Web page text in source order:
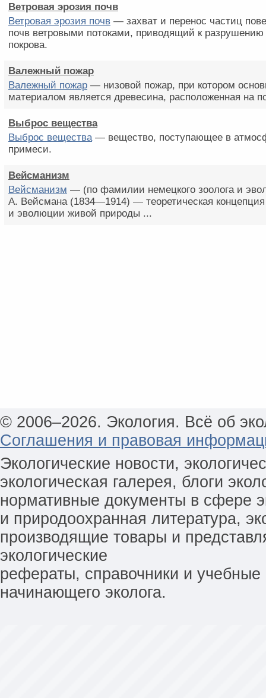
Ветровая эрозия почв
Ветровая эрозия почв — захват и перенос частиц
почв ветровыми потоками, приводящий к разрушению
покрова.
Валежный пожар
Валежный пожар — низовой пожар, при котором
материалом является древесина, расположенная на
Выброс вещества
Выброс вещества— вещество, поступающее в
примеси.
Вейсманизм
Вейсманизм — (по фамилии немецкого зоолога и
А. Вейсмана (1834—1914) — теоретическая концепция
и эволюции живой природы ...
© 2006–2026. Экология. Всё об
Соглашения и правовая
Экологические новости,
экологическая галерея, блоги
нормативные документы в сфере
и природоохранная литература,
производящие товары и
экологические
рефераты, справочники и
начинающего эколога.